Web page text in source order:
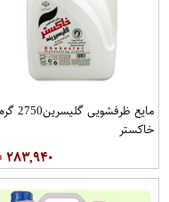
مایع ظرفشویی
خاکستر
۲۸۳,۹۴۰